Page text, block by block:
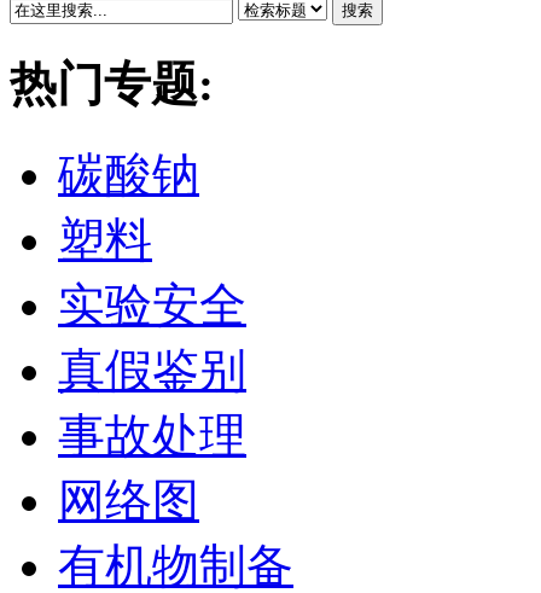
搜索
热门专题:
碳酸钠
塑料
实验安全
真假鉴别
事故处理
网络图
有机物制备